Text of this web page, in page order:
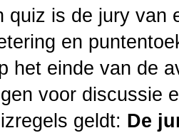
quiz is de jury van
en
het einde van de
voor discussie
geldt: De